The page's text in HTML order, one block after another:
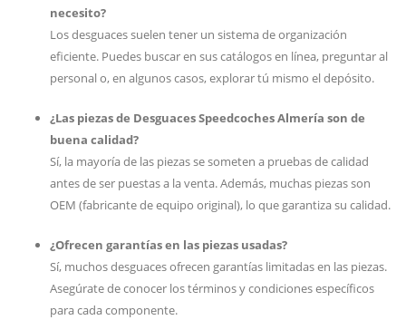
necesito?
Los desguaces suelen tener un sistema de organización
eficiente. Puedes buscar en sus catálogos en línea, preguntar al
personal o, en algunos casos, explorar tú mismo el depósito.
¿Las piezas de Desguaces Speedcoches Almería son de
buena calidad?
Sí, la mayoría de las piezas se someten a pruebas de calidad
antes de ser puestas a la venta. Además, muchas piezas son
OEM (fabricante de equipo original), lo que garantiza su calidad.
¿Ofrecen garantías en las piezas usadas?
Sí, muchos desguaces ofrecen garantías limitadas en las piezas.
Asegúrate de conocer los términos y condiciones específicos
para cada componente.